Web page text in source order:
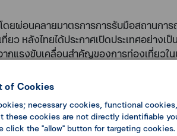
โดยผ่อนคลายมาตรการการรับมือสถาน
ว หลังไทยได้ประกาศเปิดประเทศอย่าง
กแรงขับเคลื่อนสำคัญของการท่องเที่ยว
นแต่ยังอยู่ที่ระดับ 28% แต่จะเห็นได้ว่า
ยวไทยฟื้นตัวเพียง 59.5% ซึ่งต่ำกว่ากา
ต่างชาติที่เพิ่มขึ้น สะท้อนพฤติกรรมและรู
of Cookies
necessary cookies, functional
these cookies are not directly identifiable
click the "allow" button for targeting cookies.